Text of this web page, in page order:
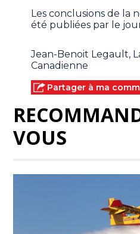
Les conclusions de la
été publiées par le
Jean-Benoit Legault,
Canadienne
Partager à ma
VOUS